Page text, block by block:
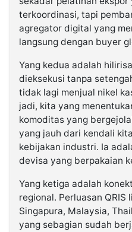
terkoordinasi, tapi
agregator digital yang
langsung dengan buyer
Yang kedua adalah
dieksekusi tanpa
tidak lagi menjual nikel
jadi, kita yang
komoditas yang
yang jauh dari kendali
kebijakan industri. Ia
devisa yang berpakaian
Yang ketiga adalah
regional. Perluasan
Singapura, Malaysia,
yang sebagian sudah